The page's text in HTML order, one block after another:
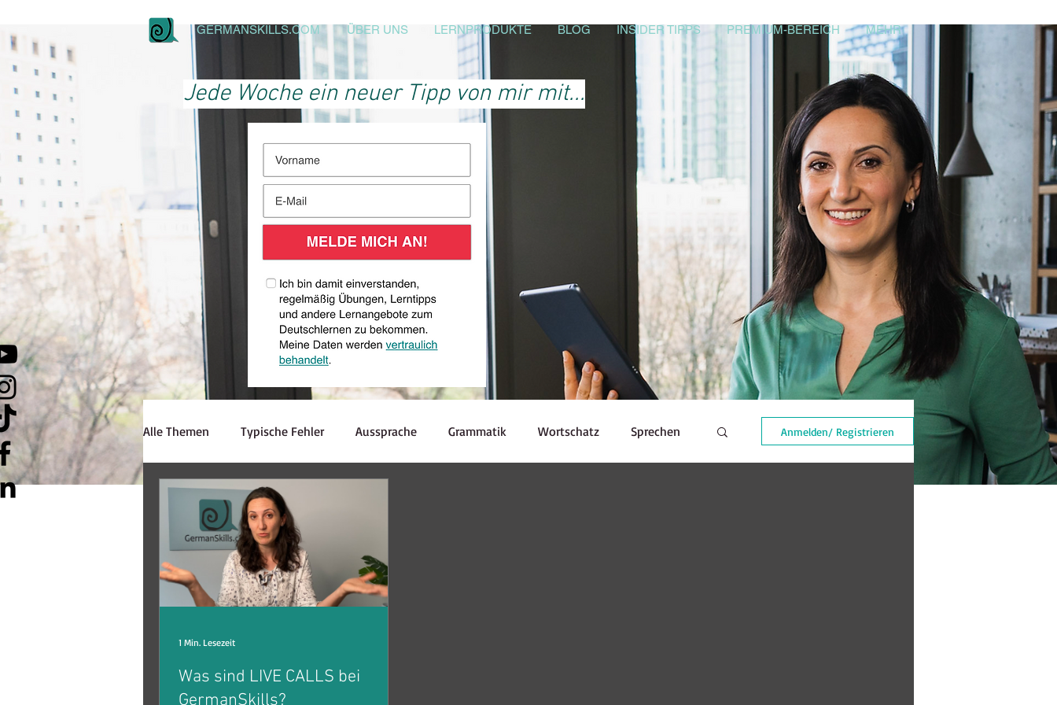
GERMANSKILLS.COM ÜBER UNS LERNPRODUKTE BLOG INSIDER TIPPS PREMIUM-BEREICH MEHR
Jede Woche ein neuer Tipp von mir mit...
Alle Themen Typische Fehler Aussprache Grammatik Wortschatz Sprechen
Hörverstehen Schreiben
Lerninspiration Strategien Prüfungen
Anmelden/ Registrieren
Was sind LIVE CALLS bei
1 Min. Lesezeit